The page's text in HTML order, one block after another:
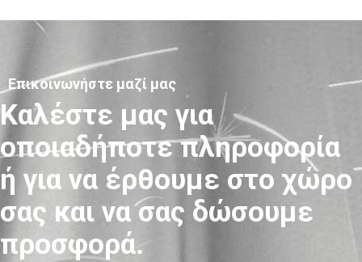
Επικοινωνήστε μαζί μας
Καλέστε μας για
οποιαδήποτε πληροφορία
ή για να έρθουμε στο χώρο
σας και να σας δώσουμε
προσφορά.